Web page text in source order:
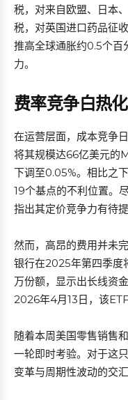
税，对来自欧盟、日本
税，对英国进口药品征
推高全球通胀约0.5个百
力。
费率竞争白热
在运营层面，成本竞争
将其规模达66亿美元的
下调至0.05%。相比之
19个基点的不利位置。
指出其定价竞争力有待提
然而，高昂的费用并未
银行在2025年第四季度
万份额，显示出长线资
2026年4月13日，该
随着本周美国零售销售
一轮即时考验。对于这
变革与周期性波动的交